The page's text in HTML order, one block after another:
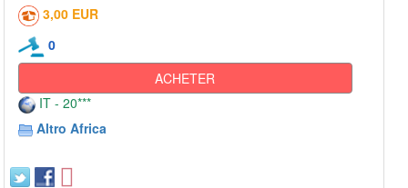
3,00 EUR
0
ACHETER
IT - 20***
Altro Africa